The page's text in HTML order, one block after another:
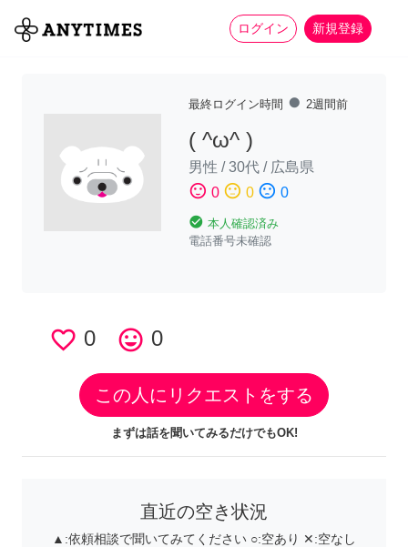
ログイン 新規登録
全て 家事 more_horiz
最終ログイン時間 fiber_manual_record 2週間前
( ^ω^ )
男性 /30代 / 広島県
sentiment_satisfied 0 sentiment_neutral 0 sentiment_dissatisfied 0
check_circle 本人確認済み
電話番号未確認
favorite_border 0 tag_faces 0
この人にリクエストをする
まずは話を聞いてみるだけでもOK!
直近の空き状況
▲:依頼相談で聞いてみてください ○:空あり ✕:空なし